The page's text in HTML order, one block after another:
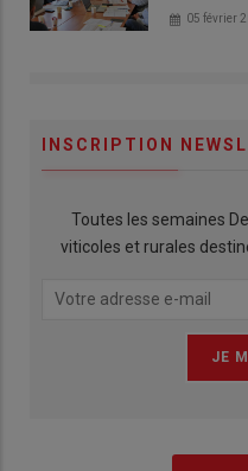
05 février
INSCRIPTION
Toutes les semaines
viticoles et rurales